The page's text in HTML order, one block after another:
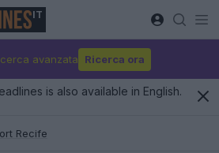
IT
avanzata Ricerca ora
is also available in English.
Recife